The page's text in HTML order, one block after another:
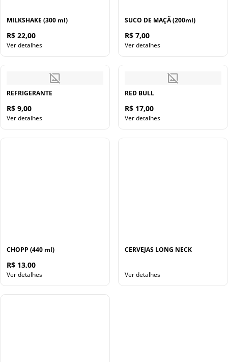
MILKSHAKE (300 ml)
R$ 22,00
Ver detalhes
SUCO DE MAÇÃ (200ml)
R$ 7,00
Ver detalhes
REFRIGERANTE
R$ 9,00
Ver detalhes
RED BULL
R$ 17,00
Ver detalhes
CHOPP (440 ml)
R$ 13,00
Ver detalhes
CERVEJAS LONG NECK
Ver detalhes